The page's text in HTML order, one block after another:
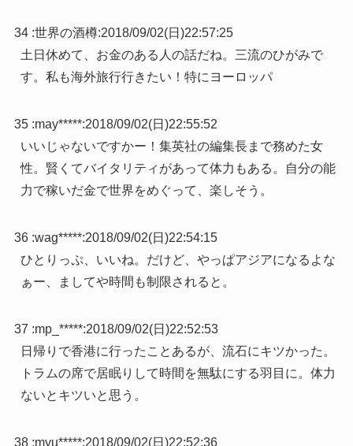
34 :世界の酒樽:2018/09/02(日)22:57:25
土日休めて、お金のある人の話だね。三流のひがみで
す。私も海外旅行行きたい！特にヨーロッパ
35 :may*****:2018/09/02(日)22:55:52
いいじゃないですかー！集英社の編集長まで務めた女
性。賢くてバイタリティがあって体力もある。自分の能
力で稼いだ金で世界をめぐって、楽しそう。
36 :wag*****:2018/09/02(日)22:54:15
ひとりっぷ、いいね。だけど、やっぱアジアになるよな
ぁー、ましてや時間も制限されると。
37 :mp_*****:2018/09/02(日)22:52:53
日帰りで香港に行ったことあるが、流石にキツかった。
トラムの席で居眠りして時間を無駄にする羽目に。体力
ないとキツいと思う。
38 :myu*****:2018/09/02(日)22:52:36